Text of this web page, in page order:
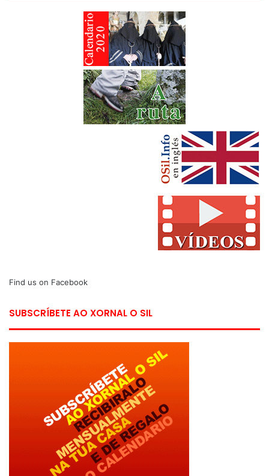
Find us on Facebook
SUBSCRÍBETE AO XORNAL O SIL